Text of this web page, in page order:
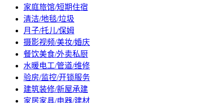
家庭旅馆/短期住宿
清洁/地毯/垃圾
月子/托儿/保姆
摄影视频/美妆/婚庆
餐饮美食/外卖私厨
水暖电工/管道/维修
验房/监控/开锁服务
建筑装修/新屋承建
家居家具/电器/建材